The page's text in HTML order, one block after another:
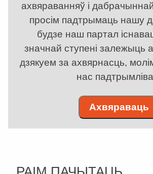
ахвяраванняў і
просім падтрымаць нашу
будзе наш партал
значнай ступені залежыць
дзякуем за ахвярнасць,
нас
Ахвяраваць